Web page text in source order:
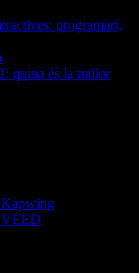
programari,
quina és la millor
Kapwing
VEED